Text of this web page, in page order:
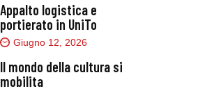
Appalto logistica e
portierato in UniTo
Giugno 12, 2026
Il mondo della cultura si
mobilita